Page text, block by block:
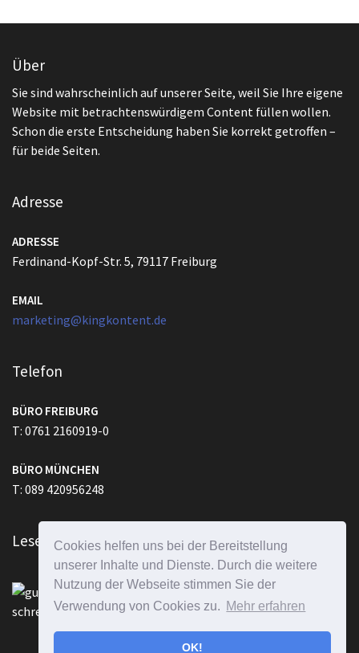
Cookies helfen uns bei der Bereitstellung
unserer Inhalte und Dienste. Durch die weitere
Nutzung der Webseite stimmen Sie der
Verwendung von Cookies zu. Mehr erfahren
OK!
Über
Sie sind wahrscheinlich auf unserer Seite, weil Sie Ihre eigene
Website mit betrachtenswürdigem Content füllen wollen.
Schon die erste Entscheidung haben Sie korrekt getroffen –
für beide Seiten.
Adresse
ADRESSE
Ferdinand-Kopf-Str. 5, 79117 Freiburg
EMAIL
marketing@kingkontent.de
Telefon
BÜRO FREIBURG
T: 0761 2160919-0
BÜRO MÜNCHEN
T: 089 420956248
Lesen Sie auch
Mit guten Reden die Welt verändern